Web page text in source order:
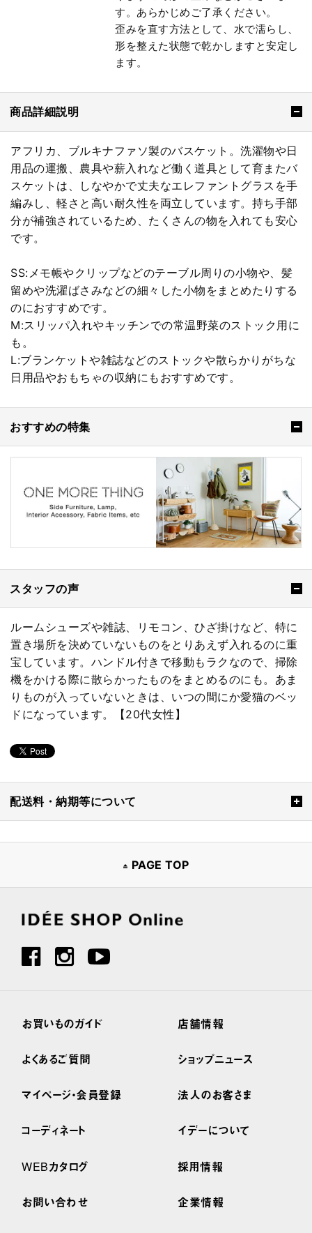
す。あらかじめご了承ください。
歪みを直す方法として、水で濡らし、
形を整えた状態で乾かしますと安定し
ます。
商品詳細説明
アフリカ、ブルキナファソ製のバスケット。洗濯物や日
用品の運搬、農具や薪入れなど働く道具として育またバ
スケットは、しなやかで丈夫なエレファントグラスを手
編みし、軽さと高い耐久性を両立しています。持ち手部
分が補強されているため、たくさんの物を入れても安心
です。
SS:メモ帳やクリップなどのテーブル周りの小物や、髪
留めや洗濯ばさみなどの細々した小物をまとめたりする
のにおすすめです。
M:スリッパ入れやキッチンでの常温野菜のストック用に
も。
L:ブランケットや雑誌などのストックや散らかりがちな
日用品やおもちゃの収納にもおすすめです。
おすすめの特集
スタッフの声
ルームシューズや雑誌、リモコン、ひざ掛けなど、特に
置き場所を決めていないものをとりあえず入れるのに重
宝しています。ハンドル付きで移動もラクなので、掃除
機をかける際に散らかったものをまとめるのにも。あま
りものが入っていないときは、いつの間にか愛猫のベッ
ドになっています。【20代女性】
配送料・納期等について
PAGE TOP
お買いものガイド
よくあるご質問
マイページ・会員登録
コーディネート
WEBカタログ
お問い合わせ
店舗情報
ショップニュース
法人のお客さま
イデーについて
採用情報
企業情報